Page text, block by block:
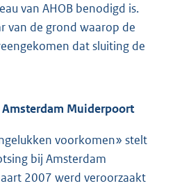
van AHOB benodigd is.
van de grond waarop de
dat sluiting de
Muiderpoort
voorkomen» stelt
bij Amsterdam
2007 werd veroorzaakt